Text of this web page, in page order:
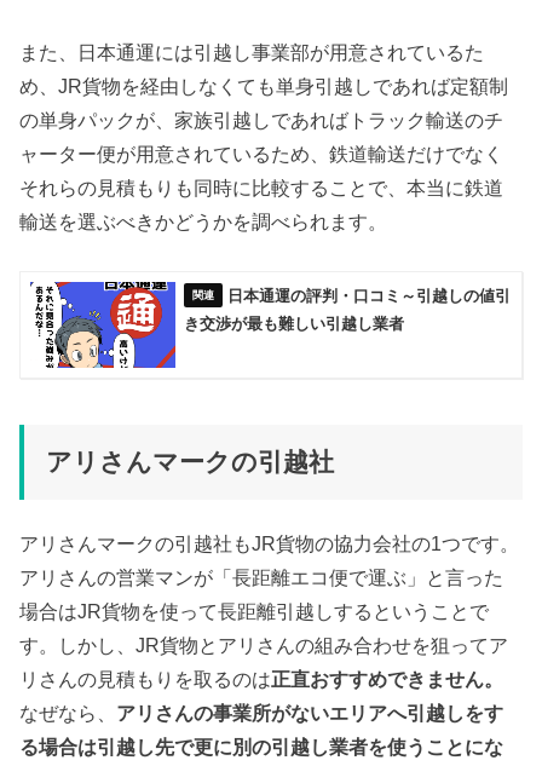
また、日本通運には引越し事業部が用意されているた
め、JR貨物を経由しなくても単身引越しであれば定額制
の単身パックが、家族引越しであればトラック輸送のチ
ャーター便が用意されているため、鉄道輸送だけでなく
それらの見積もりも同時に比較することで、本当に鉄道
輸送を選ぶべきかどうかを調べられます。
日本通運の評判・口コミ～引越しの値引
き交渉が最も難しい引越し業者
アリさんマークの引越社
アリさんマークの引越社もJR貨物の協力会社の1つです。
アリさんの営業マンが「長距離エコ便で運ぶ」と言った
場合はJR貨物を使って長距離引越しするということで
す。しかし、JR貨物とアリさんの組み合わせを狙ってア
リさんの見積もりを取るのは正直おすすめできません。
なぜなら、 アリさんの事業所がないエリアへ引越しをす
る場合は引越し先で更に別の引越し業者を使うことにな